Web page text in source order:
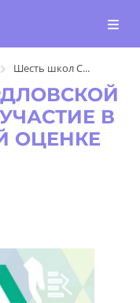
Шесть школ С...
В
ОЦЕНКЕ